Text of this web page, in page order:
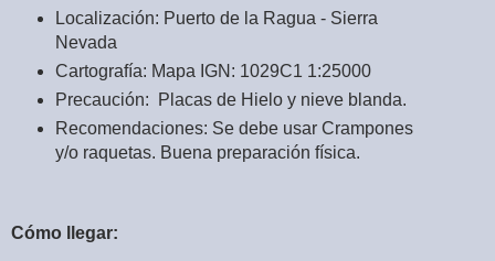
Localización: Puerto de la Ragua - Sierra
Nevada
Cartografía: Mapa IGN: 1029C1 1:25000
Precaución: Placas de Hielo y nieve blanda.
Recomendaciones: Se debe usar Crampones
y/o raquetas. Buena preparación física.
Cómo llegar: